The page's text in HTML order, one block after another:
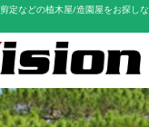
定などの植木屋/造園屋をお探しな